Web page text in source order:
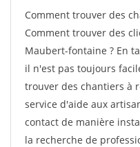
Comment trouver des
Comment trouver des
Maubert-fontaine ? En
il n'est pas toujours
trouver des chantiers à
service d'aide aux
contact de manière
la recherche de